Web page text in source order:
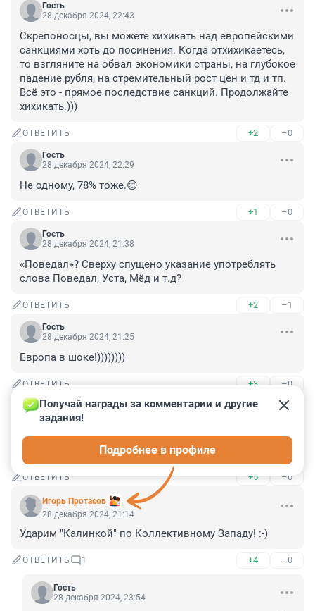
Гость
28 декабря 2024, 22:43
Скрепоносцы, вы можете хихикать над европейскими
санкциями хоть до посинения. Когда отхихикаетесь,
то взгляните на обвал экономики страны, на глубокое
падение рубля, на стремительный рост цен и тд и тп.
Всё это - прямое последствие санкций. Продолжайте
хихикать.)))
ОТВЕТИТЬ +2 –0
Гость
28 декабря 2024, 22:29
Не одному, 78% тоже.😊
ОТВЕТИТЬ +1 –0
Гость
28 декабря 2024, 21:38
«Поведал»? Сверху спущено указание употреблять
слова Поведал, Уста, Мёд и т.д?
ОТВЕТИТЬ +2 –1
Гость
28 декабря 2024, 21:25
Европа в шоке!))))))))
ОТВЕТИТЬ +3 –0
Гость
28 декабря 2024, 21:17
как же они поедут на свои дачи в Пупышево и на
мазутные курорты Анапы?
ОТВЕТИТЬ +5 –0
Игорь Протасов
Получай награды за комментарии и другие
задания!
Подробнее в профиле
28 декабря 2024, 21:14
Ударим "Калинкой" по Коллективному Западу! :-)
ОТВЕТИТЬ 1 +4 –0
Гость
28 декабря 2024, 23:54